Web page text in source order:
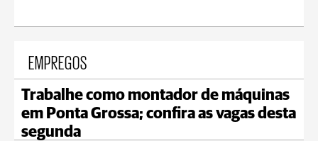
EMPREGOS
Trabalhe como montador de máquinas
em Ponta Grossa; confira as vagas desta
segunda